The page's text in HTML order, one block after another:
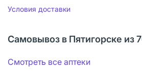
Условия доставки
Самовывоз в Пятигорске из
Смотреть все аптеки